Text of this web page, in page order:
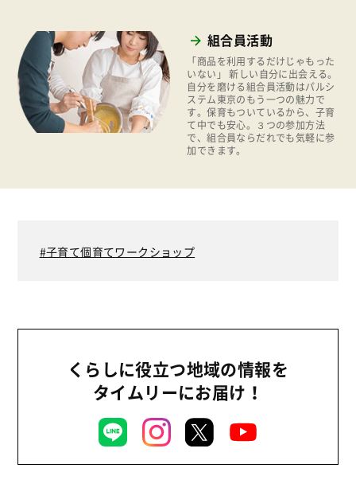
消費者
福祉
陽だまり
地場野菜
食育
2012年
2011年
組合員活動
「商品を利用するだけじゃもった
いない」 新しい自分に出会える。
自分を磨ける組合員活動はパルシ
ステム東京のもう一つの魅力で
す。保育もついているから、子育
て中でも安心。３つの参加方法
で、組合員ならだれでも気軽に参
加できます。
子育て個育てワークショップ
くらしに役立つ地域の情報を
タイムリーにお届け！